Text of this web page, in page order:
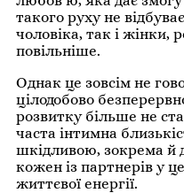
такого руху не
чоловіка, так і жінки,
повільніше.
Однак це зовсім не
цілодобово
розвитку більше не
часта інтимна
шкідливою, зокрема й
кожен із партнерів у
життєвої енергії.